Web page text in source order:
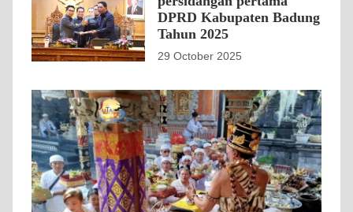
DPRD Kabupaten Badung
Tahun 2025
29 October 2025